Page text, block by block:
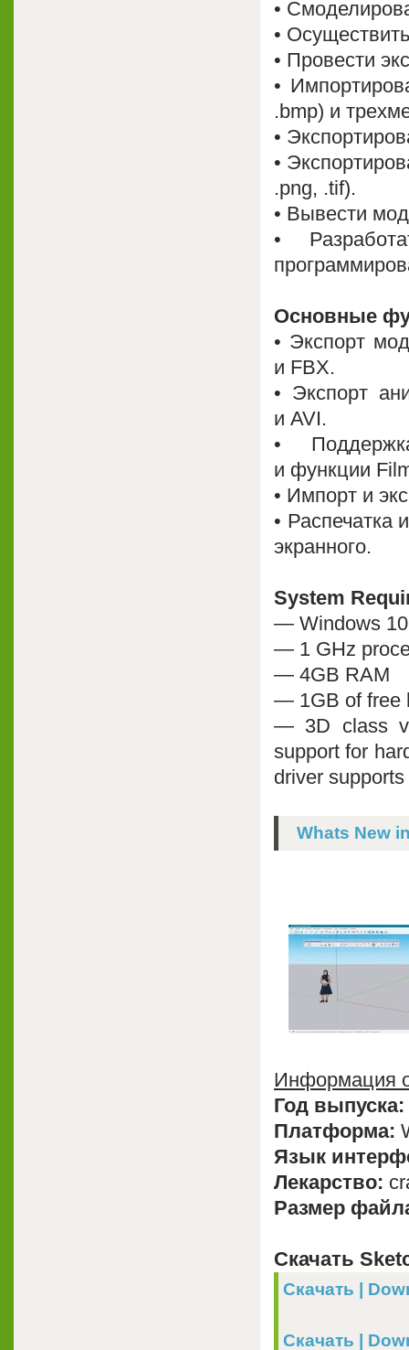
•
•
• Провести
•
.bmp) и
•
•
.png, .tif).
• Вывести
•
Основные
• Экспорт
и FBX.
• Экспорт
и AVI.
•
и функции
• Импорт и
• Распечатка
экранного.
System
— Windows
— 1 GHz
— 4GB RAM
— 1GB of free
— 3D class
support for
driver
Whats New
Информация
Год выпуска:
Платформа:
Язык
Лекарство:
Размер
Скачать
Скачать |
Скачать |